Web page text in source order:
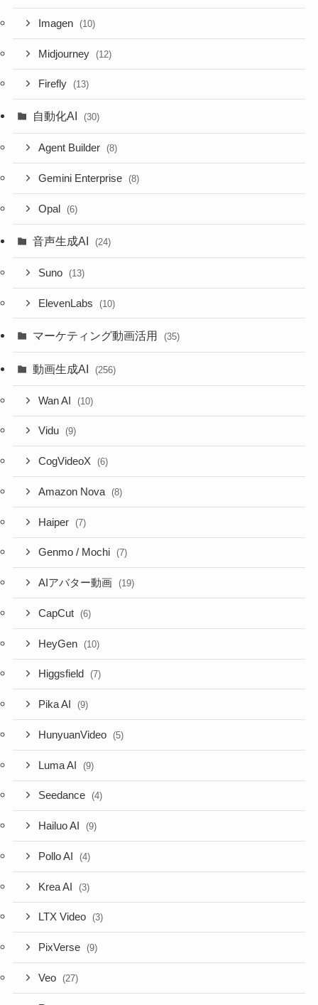
Imagen (10)
Midjourney (12)
Firefly (13)
自動化AI (30)
Agent Builder (8)
Gemini Enterprise (8)
Opal (6)
音声生成AI (24)
Suno (13)
ElevenLabs (10)
マーケティング動画活用 (35)
動画生成AI (256)
Wan AI (10)
Vidu (9)
CogVideoX (6)
Amazon Nova (8)
Haiper (7)
Genmo / Mochi (7)
AIアバター動画 (19)
CapCut (6)
HeyGen (10)
Higgsfield (7)
Pika AI (9)
HunyuanVideo (5)
Luma AI (9)
Seedance (4)
Hailuo AI (9)
Pollo AI (4)
Krea AI (3)
LTX Video (3)
PixVerse (9)
Veo (27)